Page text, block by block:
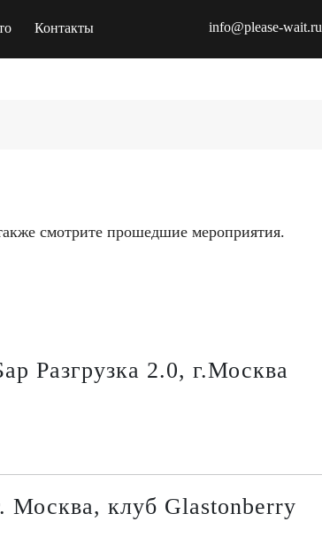
Контакты info@please-wait.ru
смотрите прошедшие мероприятия.
Разгрузка 2.0, г.Москва
Москва, клуб Glastonberry